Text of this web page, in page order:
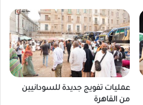
عمليات تفويج جديدة للسودانيين
من القاهرة